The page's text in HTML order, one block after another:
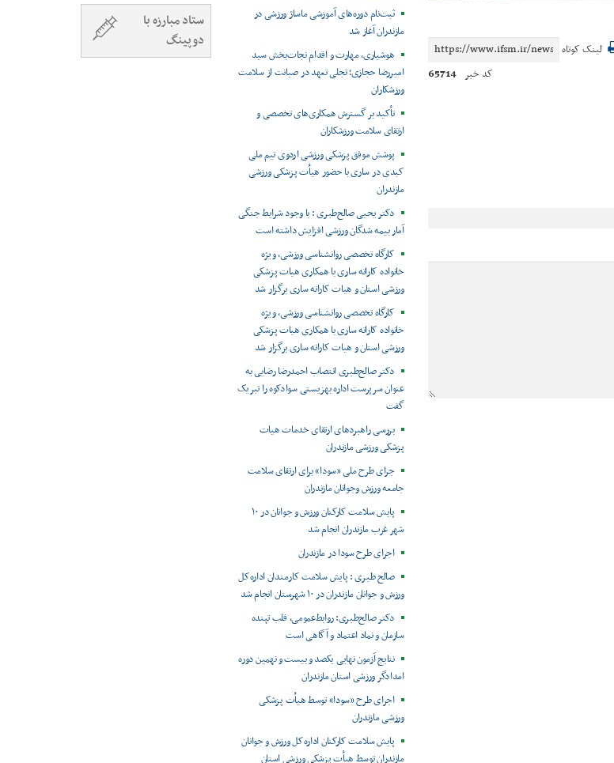
لینک کوتاه
کد خبر 65714
ثبت‌نام دوره‌های آموزشی ماساژ ورزشی در
مازندران آغاز شد
هوشیاری، مهارت و اقدام نجات‌بخش سید
امیررضا حجازی؛ تجلی تعهد در صیانت از سلامت
ورزشکاران
تأکید بر گسترش همکاری‌های تخصصی و
ارتقای سلامت ورزشکاران
پوشش موفق پزشکی ورزشی اردوی تیم ملی
کبدی در ساری با حضور هیأت پزشکی ورزشی
مازندران
دکتر یحیی صالح‌طبری : با وجود شرایط جنگی
آمار بیمه شدگان ورزشی افزایش داشته است
کارگاه تخصصی روانشناسی ورزشی، ویژه
خانواده کاراته ساری با همکاری هیات پزشکی
ورزشی استان و هیات کاراته ساری برگزار شد
کارگاه تخصصی روانشناسی ورزشی، ویژه
خانواده کاراته ساری با همکاری هیات پزشکی
ورزشی استان و هیات کاراته ساری برگزار شد
دکتر صالح‌طبری انتصاب احمدرضا رضایی به
عنوان سرپرست اداره بهزیستی سوادکوه را تبریک
گفت
بررسی راهبردهای ارتقای خدمات هیات
پزشکی ورزشی مازندران
جرای طرح ملی «سودا» برای ارتقای سلامت
جامعه ورزش وجوانان مازندران
پایش سلامت کارکنان ورزش و جوانان در ۱۰
شهر غرب مازندران انجام شد
اجرای طرح سودا در مازندران
صالح طبری : پایش سلامت کارمندان اداره‌کل
ورزش و جوانان مازندران در ۱۰ شهرستان انجام شد
دکتر صالح‌طبری: روابط‌عمومی، قلب تپنده
سازمان و نماد اعتماد و آگاهی است
نتایج آزمون نهایی یکصد و بیست و نهمین دوره
امدادگر ورزشی استان مازندران
اجرای طرح «سودا» توسط هیأت پزشکی
ورزشی مازندران
پایش سلامت کارکنان اداره‌کل ورزش و جوانان
مازندران توسط هیأت پزشکی ورزشی استان
ستاد مبارزه با
دوپینگ